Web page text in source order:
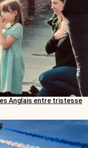
Anglais entre tristesse